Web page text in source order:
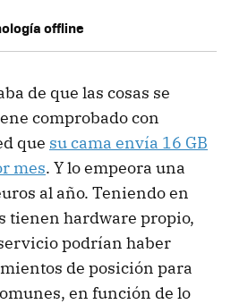
offline
de que las cosas se
comprobado con
que su cama envía 16 GB
mes. Y lo empeora una
al año. Teniendo en
tienen hardware propio,
podrían haber
de posición para
en función de lo